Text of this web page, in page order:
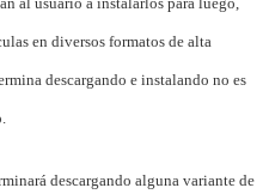
en diversos formatos de alta
descargando e instalando no es
descargando alguna variante de